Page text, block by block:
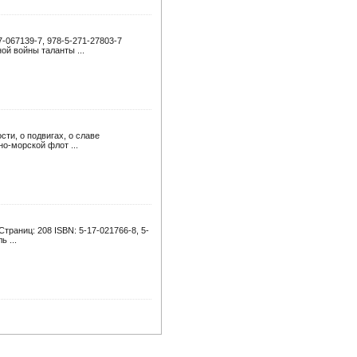
067139-7, 978-5-271-27803-7
войны таланты ...
о подвигах, о славе
морской флот ...
208 ISBN: 5-17-021766-8, 5-
...